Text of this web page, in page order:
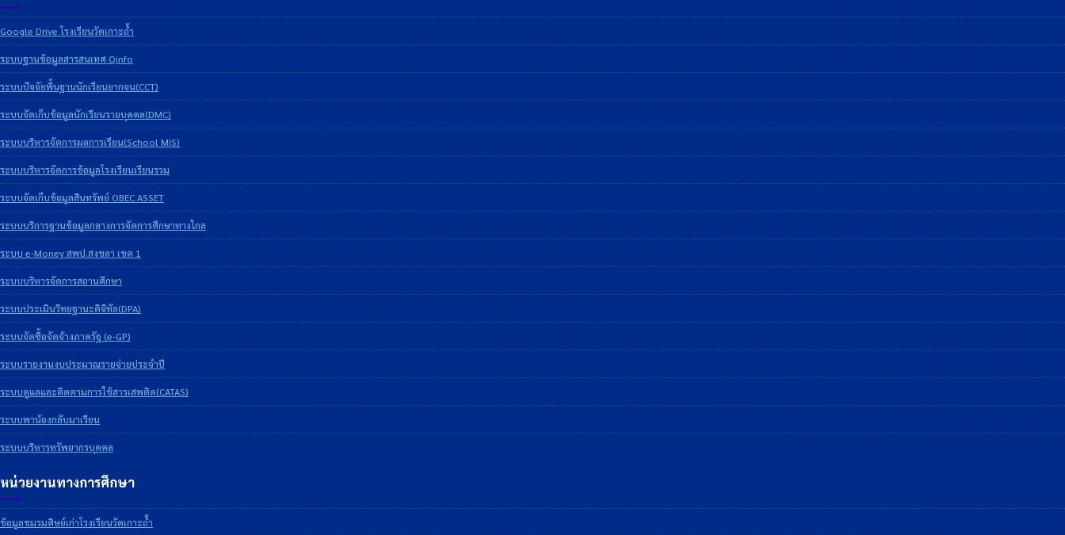
Google Drive โรงเรียนวัดเกาะถ้ำ
ระบบฐานข้อมูลสารสนเทศ Qinfo
ระบบปัจจัยพื้นฐานนักเรียนยากจน(CCT)
ระบบจัดเก็บข้อมูลนักเรียนรายบุคคล(DMC)
ระบบบริหารจัดการผลการเรียน(School MIS)
ระบบบริหารจัดการข้อมูลโรงเรียนเรียนรวม
ระบบจัดเก็บข้อมูลสินทรัพย์ OBEC ASSET
ระบบบริการฐานข้อมูลกลางการจัดการศึกษาทางไกล
ระบบ e-Money สพป.สงขลา เขต 1
ระบบบริหารจัดการสถานศึกษา
ระบบประเมินวิทยฐานะดิจิทัล(DPA)
ระบบจัดซื้อจัดจ้างภาครัฐ (e-GP)
ระบบรายงานงบประมาณรายจ่ายประจำปี
ระบบดูแลและติดตามการใช้สารเสพติด(CATAS)
ระบบพาน้องกลับมาเรียน
ระบบบริหารทรัพยากรบุคคล
หน่วยงานทางการศึกษา
ข้อมูลชมรมศิษย์เก่าโรงเรียนวัดเกาะถ้ำ